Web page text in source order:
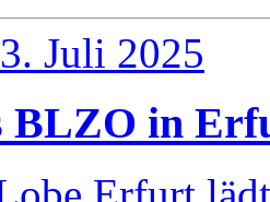
Juli 2025
BLZO in